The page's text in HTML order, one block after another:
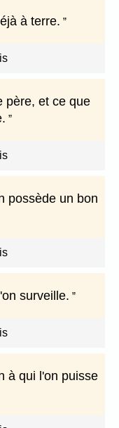
à terre.
père, et ce que
possède un bon
surveille.
à qui l'on puisse